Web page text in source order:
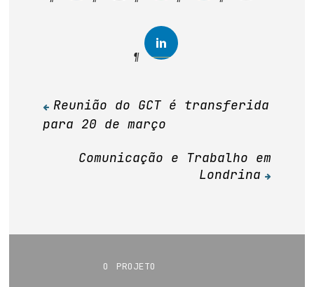
Navegação
de
Post
Reunião do GCT é transferida
para 20 de março
Comunicação e Trabalho em
Londrina
o projeto